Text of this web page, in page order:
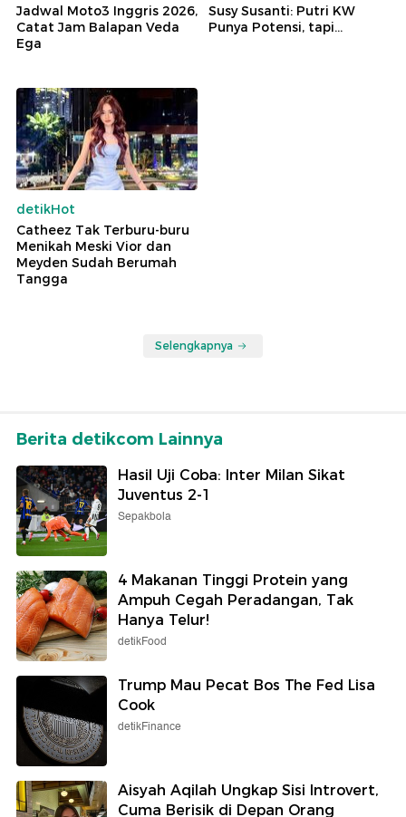
Jadwal Moto3 Inggris 2026,
Catat Jam Balapan Veda
Ega
Susy Susanti: Putri KW
Punya Potensi, tapi...
detikHot
Catheez Tak Terburu-buru
Menikah Meski Vior dan
Meyden Sudah Berumah
Tangga
Selengkapnya
Berita detikcom Lainnya
Hasil Uji Coba: Inter Milan Sikat
Juventus 2-1
Sepakbola
4 Makanan Tinggi Protein yang
Ampuh Cegah Peradangan, Tak
Hanya Telur!
detikFood
Trump Mau Pecat Bos The Fed Lisa
Cook
detikFinance
Aisyah Aqilah Ungkap Sisi Introvert,
Cuma Berisik di Depan Orang